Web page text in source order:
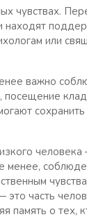
чувствах.
находят
или
важно
посещение
менее,
часть
память о тех,